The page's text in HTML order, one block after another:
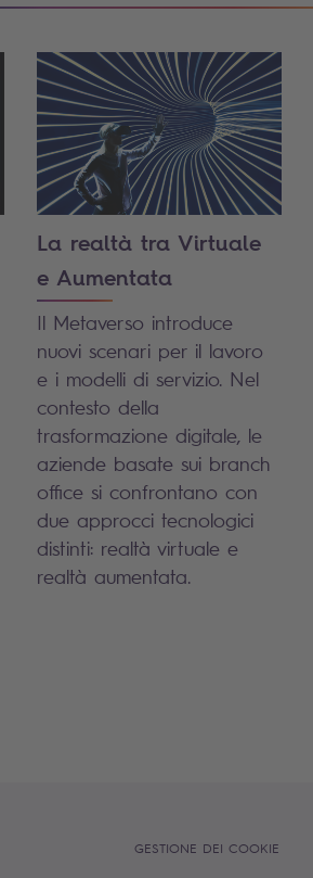
La realtà tra Virtuale
e Aumentata
Il Metaverso introduce
nuovi scenari per il lavoro
e i modelli di servizio. Nel
contesto della
trasformazione digitale, le
aziende basate sui branch
office si confrontano con
due approcci tecnologici
distinti: realtà virtuale e
realtà aumentata.
GESTIONE DEI COOKIE